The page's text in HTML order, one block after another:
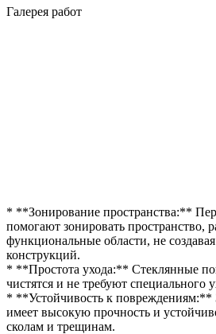
Галерея работ
* **Зонирование пространства:**
помогают зонировать пространство,
функциональные области, не
конструкций.
* **Простота ухода:** Стеклянные
чистятся и не требуют специального
* **Устойчивость к повреждениям:**
имеет высокую прочность и
сколам и трещинам.